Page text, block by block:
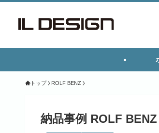
トップ ROLF BENZ
納品事例 ROLF